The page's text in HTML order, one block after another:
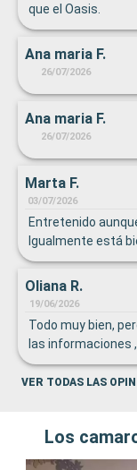
que el Oasis.
Ana maria F.
26/07/2026
Ana maria F.
26/07/2026
Marta F.
03/07/2026
Entretenido
Igualmente está
Oliana R.
19/06/2026
Todo muy bien,
las informaciones
VER TODAS LAS
Los